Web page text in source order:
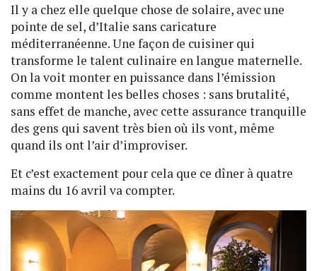
Il y a chez elle quelque chose de solaire, avec une
pointe de sel, d’Italie sans caricature
méditerranéenne. Une façon de cuisiner qui
transforme le talent culinaire en langue maternelle.
On la voit monter en puissance dans l’émission
comme montent les belles choses : sans brutalité,
sans effet de manche, avec cette assurance tranquille
des gens qui savent très bien où ils vont, même
quand ils ont l’air d’improviser.
Et c’est exactement pour cela que ce dîner à quatre
mains du 16 avril va compter.